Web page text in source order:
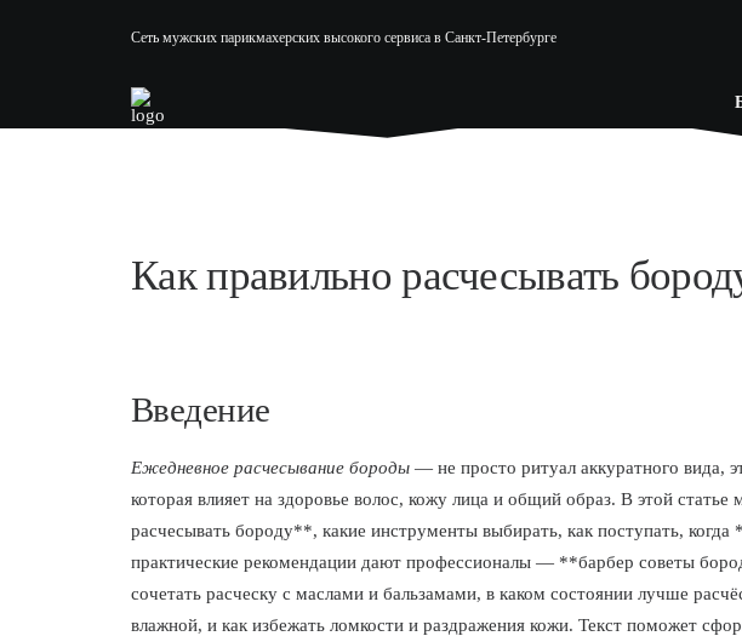
Сеть мужских парикмахерских высокого сервиса в Санкт-Петербурге
Как правильно расчесывать
Введение
Ежедневное расчесывание бороды — не просто ритуал аккуратного вида,
которая влияет на здоровье волос, кожу лица и общий образ. В этой
расчесывать бороду**, какие инструменты выбирать, как поступать,
практические рекомендации дают профессионалы — **барбер советы
сочетать расческу с маслами и бальзамами, в каком состоянии лучше
влажной, и как избежать ломкости и раздражения кожи. Текст поможет